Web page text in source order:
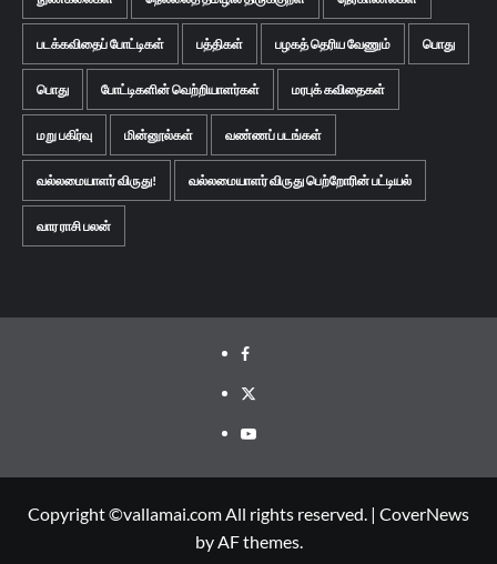
படக்கவிதைப் போட்டிகள் பத்திகள் பழகத் தெரிய வேணும் பொது
பொது போட்டிகளின் வெற்றியாளர்கள் மரபுக் கவிதைகள்
மறு பகிர்வு மின்னூல்கள் வண்ணப் படங்கள்
வல்லமையாளர் விருது! வல்லமையாளர் விருது பெற்றோரின் பட்டியல்
வார ராசி பலன்
Facebook
Twitter
Youtube
Copyright ©vallamai.com All rights reserved. | CoverNews
by AF themes.